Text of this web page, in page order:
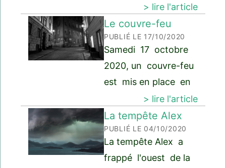
novembre ce sont
les élections
présidentielles. Les
Américains votent
pour élire le
président des Etats-
> lire l'article
Le couvre-feu
PUBLIÉ LE 17/10/2020
Samedi 17 octobre
2020, un couvre-feu
est mis en place en
France : en Ile-de-
France et dans 8
grandes villes et
leur agglomération :
Grenoble, Lille,
> lire l'article
La tempête Alex
PUBLIÉ LE 04/10/2020
La tempête Alex a
frappé l'ouest de la